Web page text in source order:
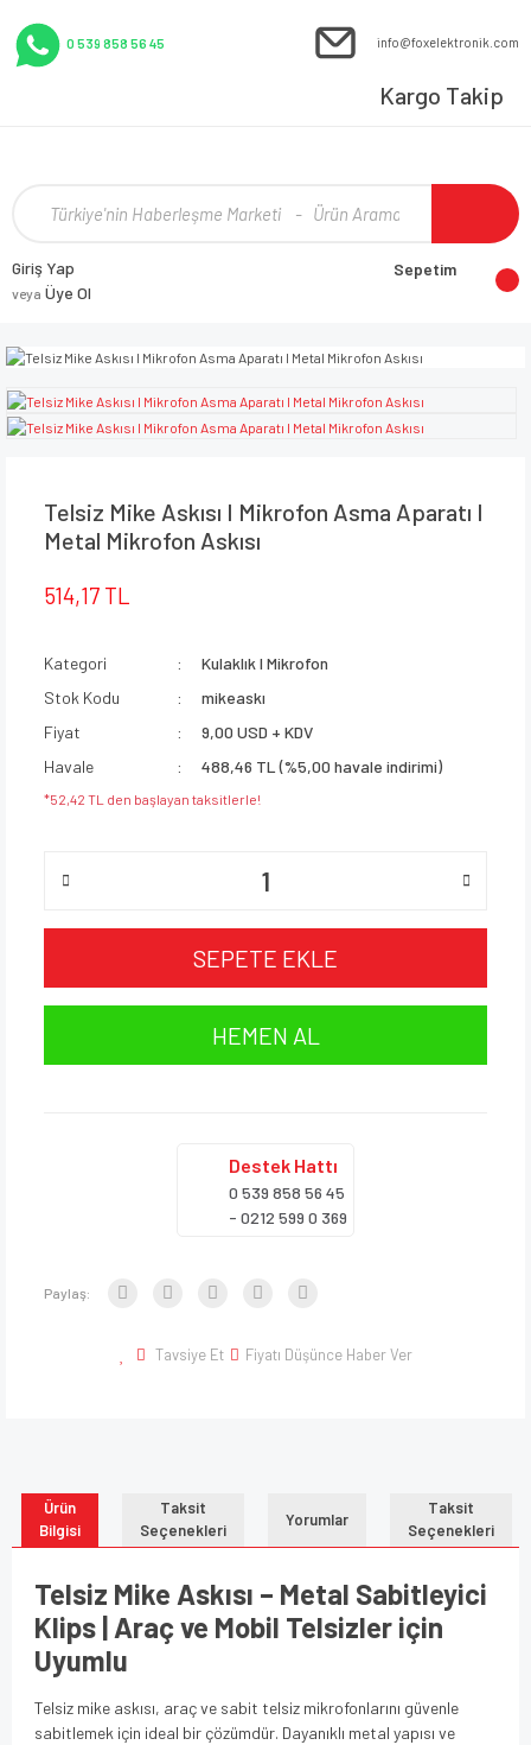
0 539 858 56 45 info@foxelektronik.com
Kargo Takip
Giriş Yap
veya Üye Ol
Sepetim
Telsiz Mike Askısı I Mikrofon Asma Aparatı I
Metal Mikrofon Askısı
514,17 TL
Kategori
Kulaklık I Mikrofon
Stok Kodu
mikeaskı
Fiyat
9,00 USD + KDV
Havale
488,46 TL (%5,00 havale indirimi)
*52,42 TL den başlayan taksitlerle!
SEPETE EKLE
HEMEN AL
Destek Hattı
0 539 858 56 45
- 0212 599 0 369
Paylaş:
Tavsiye Et Fiyatı Düşünce Haber Ver
Ürün
Bilgisi
Taksit
Seçenekleri
Yorumlar
Taksit
Seçenekleri
Telsiz Mike Askısı – Metal Sabitleyici
Klips | Araç ve Mobil Telsizler için
Uyumlu
Telsiz mike askısı, araç ve sabit telsiz mikrofonlarını güvenle
sabitlemek için ideal bir çözümdür. Dayanıklı metal yapısı ve